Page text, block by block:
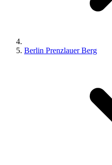
Berlin Prenzlauer Berg